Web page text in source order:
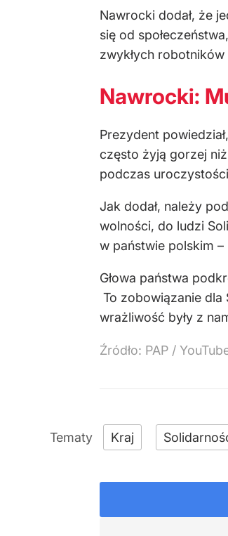
Nawrocki dodał, że
się od
zwykłych
Nawrocki:
Prezydent
często żyją gorzej
podczas
Jak dodał, należy
wolności, do ludzi
w państwie polskim –
Głowa państwa
To zobowiązanie dla
wrażliwość były z
Źródło: PAP /
Kraj